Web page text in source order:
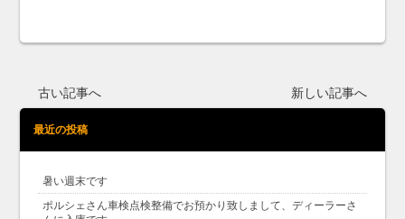
古い記事へ 新しい記事へ
最近の投稿
暑い週末です
ポルシェさん車検点検整備でお預かり致しまして、ディーラーさ